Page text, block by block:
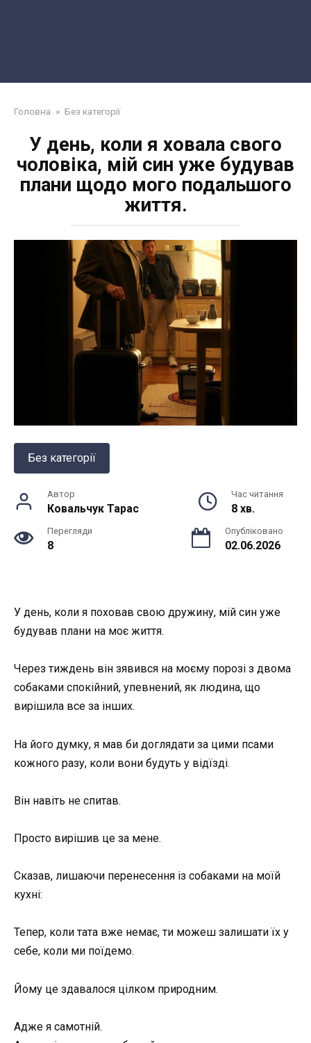
Головна » Без категорії
У день, коли я ховала свого
чоловіка, мій син уже будував
плани щодо мого подальшого
життя.
Без категорії
Автор
Ковальчук Тарас
Час читання
8 хв.
Перегляди
8
Опубліковано
02.06.2026
У день, коли я поховав свою дружину, мій син уже
будував плани на моє життя.
Через тиждень він зявився на моєму порозі з двома
собаками спокійний, упевнений, як людина, що
вирішила все за інших.
На його думку, я мав би доглядати за цими псами
кожного разу, коли вони будуть у відїзді.
Він навіть не спитав.
Просто вирішив це за мене.
Сказав, лишаючи перенесення із собаками на моїй
кухні:
Тепер, коли тата вже немає, ти можеш залишати їх у
себе, коли ми поїдемо.
Йому це здавалося цілком природним.
Адже я самотній.